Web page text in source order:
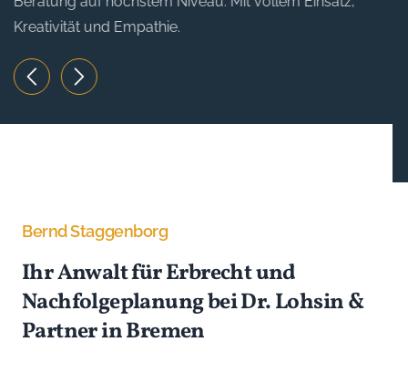
Erbstreitigkeiten? Pflichtteilsberechnung?
Testamentsgestaltung? Profitieren Sie von einer
umfassenden Beratung und Vertretung im Erbfall.
Bernd Staggenborg
Ihr Anwalt für Erbrecht und
Nachfolgeplanung bei Dr. Lohsin &
Partner in Bremen